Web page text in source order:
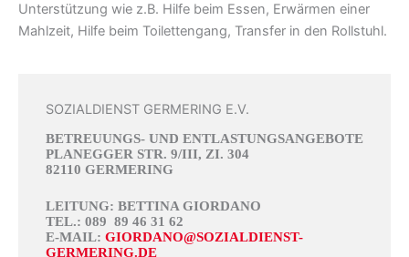
Unterstützung wie z.B. Hilfe beim Essen, Erwärmen einer
Mahlzeit, Hilfe beim Toilettengang, Transfer in den Rollstuhl.
SOZIALDIENST GERMERING E.V.
BETREUUNGS- UND ENTLASTUNGSANGEBOTE
PLANEGGER STR. 9/III, ZI. 304
82110 GERMERING
LEITUNG: BETTINA GIORDANO
TEL.: 089 89 46 31 62
E-MAIL: GIORDANO@SOZIALDIENST-
GERMERING.DE